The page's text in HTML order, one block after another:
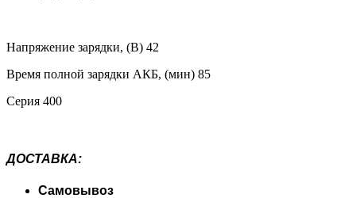
Напряжение зарядки, (В) 42
Время полной зарядки АКБ, (мин) 85
Серия 400
ДОСТАВКА:
Самовывоз